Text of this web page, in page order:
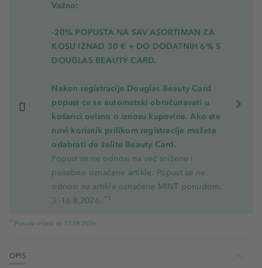
Važno:
-20% POPUSTA NA SAV ASORTIMAN ZA
KOSU IZNAD 30 € + DO DODATNIH 6% S
DOUGLAS BEAUTY CARD.
Nakon registracije Douglas Beauty Card
popust će se automatski obračunavati u
košarici ovisno o iznosu kupovine. Ako ste
novi korisnik prilikom registracije možete
odabrati da želite Beauty Card.
Popust se ne odnosi na već snižene i
posebno označene artikle. Popust se ne
odnosi na artikle označene MINT ponudom.
3.-16.8.2026. *1
*1 Ponuda vrijedi do 17.08.2026
OPIS